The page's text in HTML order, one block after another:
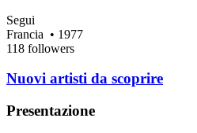
Segui
Francia • 1977
118 followers
Nuovi artisti da scoprire
Presentazione